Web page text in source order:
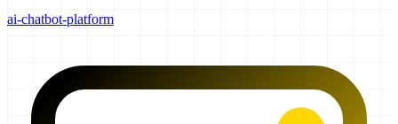
ai-chatbot-platform